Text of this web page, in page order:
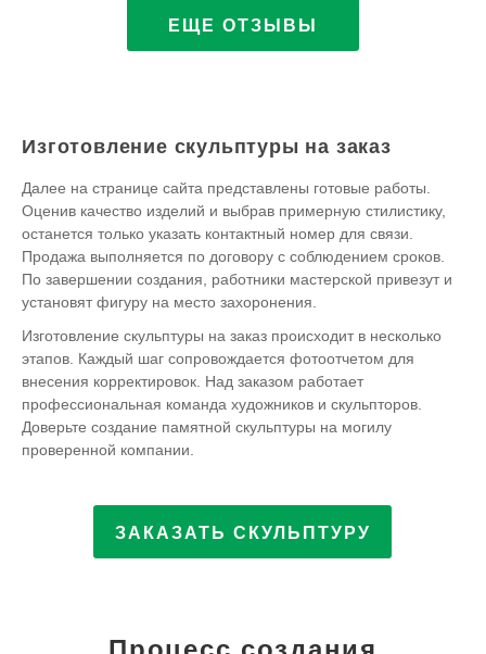
ЕЩЕ ОТЗЫВЫ
Изготовление скульптуры на заказ
Далее на странице сайта представлены готовые работы.
Оценив качество изделий и выбрав примерную стилистику,
останется только указать контактный номер для связи.
Продажа выполняется по договору с соблюдением сроков.
По завершении создания, работники мастерской привезут и
установят фигуру на место захоронения.
Изготовление скульптуры на заказ происходит в несколько
этапов. Каждый шаг сопровождается фотоотчетом для
внесения корректировок. Над заказом работает
профессиональная команда художников и скульпторов.
Доверьте создание памятной скульптуры на могилу
проверенной компании.
ЗАКАЗАТЬ СКУЛЬПТУРУ